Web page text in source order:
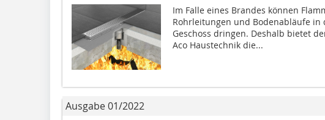
Im Falle eines Brandes können
Rohrleitungen und Bodenabläufe in
Geschoss dringen. Deshalb bietet
Aco Haustechnik die...
Ausgabe 01/2022